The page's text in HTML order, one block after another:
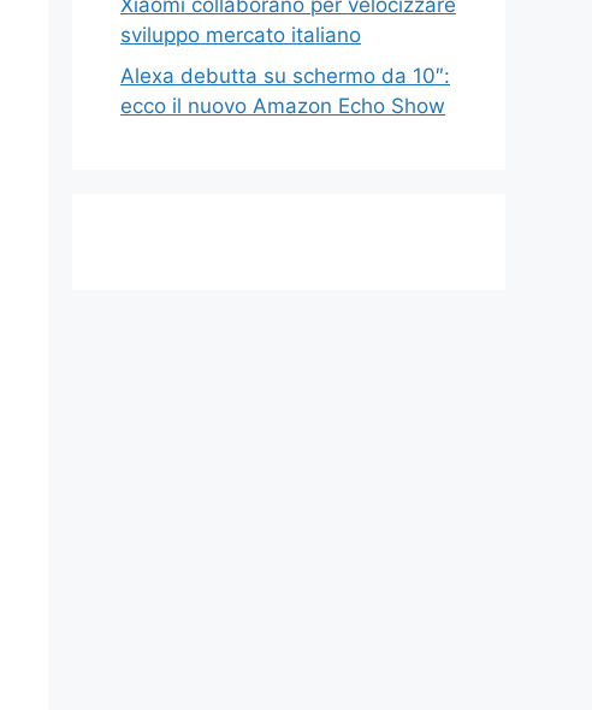
Xiaomi collaborano per velocizzare
sviluppo mercato italiano
Alexa debutta su schermo da 10″:
ecco il nuovo Amazon Echo Show